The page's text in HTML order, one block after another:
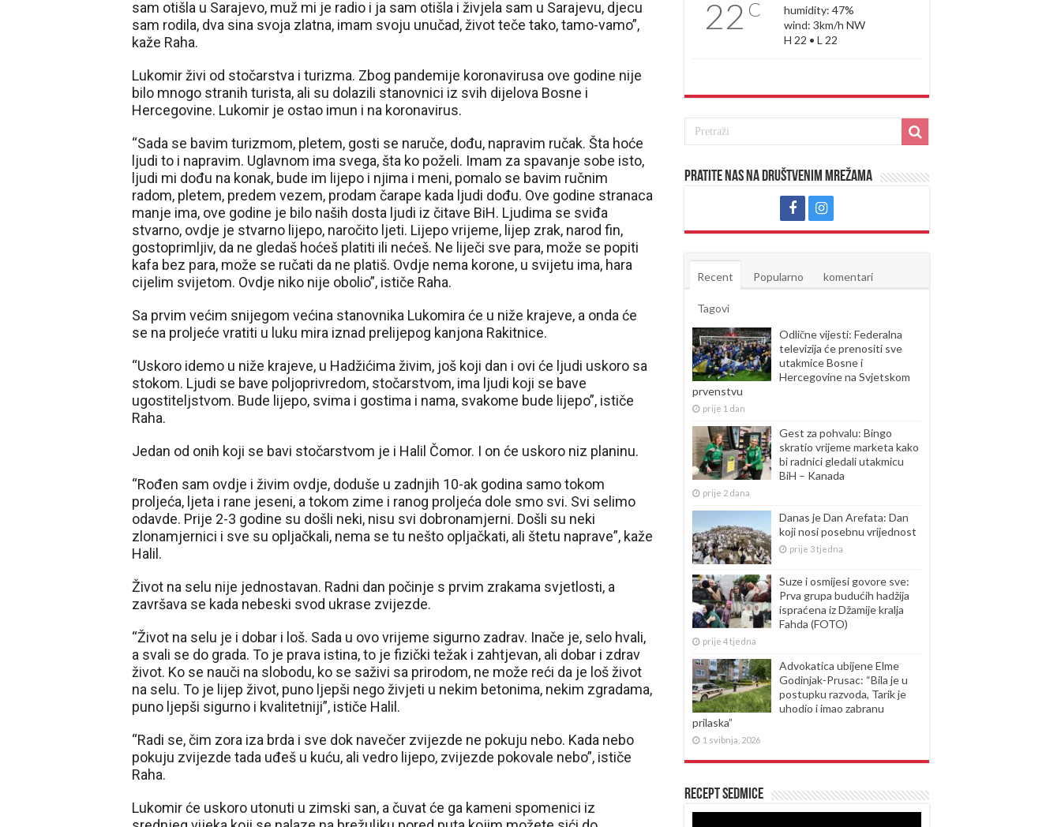
sam otišla u Sarajevo, muž mi je radio i ja sam otišla i živjela sam u Sarajevu, djecu
sam rodila, dva sina svoja zlatna, imam svoju unučad, život teče tako, tamo-vamo”,
kaže Raha.
Lukomir živi od stočarstva i turizma. Zbog pandemije koronavirusa ove godine nije
bilo mnogo stranih turista, ali su dolazili stanovnici iz svih dijelova Bosne i
Hercegovine. Lukomir je ostao imun i na koronavirus.
“Sada se bavim turizmom, pletem, gosti se naruče, dođu, napravim ručak. Šta hoće
ljudi to i napravim. Uglavnom ima svega, šta ko poželi. Imam za spavanje sobe isto,
ljudi mi dođu na konak, bude im lijepo i njima i meni, pomalo se bavim ručnim
radom, pletem, predem vezem, prodam čarape kada ljudi dođu. Ove godine stranaca
manje ima, ove godine je bilo naših dosta ljudi iz čitave BiH. Ljudima se sviđa
stvarno, ovdje je stvarno lijepo, naročito ljeti. Lijepo vrijeme, lijep zrak, narod fin,
gostoprimljiv, da ne gledaš hoćeš platiti ili nećeš. Ne liječi sve para, može se popiti
kafa bez para, može se ručati da ne platiš. Ovdje nema korone, u svijetu ima, hara
cijelim svijetom. Ovdje niko nije obolio”, ističe Raha.
Sa prvim većim snijegom većina stanovnika Lukomira će u niže krajeve, a onda će
se na proljeće vratiti u luku mira iznad prelijepog kanjona Rakitnice.
“Uskoro idemo u niže krajeve, u Hadžićima živim, još koji dan i ovi će ljudi uskoro sa
stokom. Ljudi se bave poljoprivredom, stočarstvom, ima ljudi koji se bave
ugostiteljstvom. Bude lijepo, svima i gostima i nama, svakome bude lijepo”, ističe
Raha.
Jedan od onih koji se bavi stočarstvom je i Halil Čomor. I on će uskoro niz planinu.
“Rođen sam ovdje i živim ovdje, doduše u zadnjih 10-ak godina samo tokom
proljeća, ljeta i rane jeseni, a tokom zime i ranog proljeća dole smo svi. Svi selimo
odavde. Prije 2-3 godine su došli neki, nisu svi dobronamjerni. Došli su neki
zlonamjernici i sve su opljačkali, nema se tu nešto opljačkati, ali štetu naprave”, kaže
Halil.
Život na selu nije jednostavan. Radni dan počinje s prvim zrakama svjetlosti, a
završava se kada nebeski svod ukrase zvijezde.
“Život na selu je i dobar i loš. Sada u ovo vrijeme sigurno zadrav. Inače je, selo hvali,
a svali se do grada. To je prava istina, to je fizički težak i zahtjevan, ali dobar i zdrav
život. Ko se nauči na slobodu, ko se saživi sa prirodom, ne može reći da je loš život
na selu. To je lijep život, puno ljepši nego živjeti u nekim betonima, nekim zgradama,
puno ljepši sigurno i kvalitetniji”, ističe Halil.
“Radi se, čim zora iza brda i sve dok navečer zvijezde ne pokuju nebo. Kada nebo
pokuju zvijezde tada uđeš u kuću, ali vedro lijepo, zvijezde pokovale nebo”, ističe
Raha.
Lukomir će uskoro utonuti u zimski san, a čuvat će ga kameni spomenici iz
22 C
humidity: 47%
wind: 3km/h NW
H 22 • L 22
Pratite nas na društvenim mrežama
Recent Popularno komentari
Tagovi
Odlične vijesti: Federalna
televizija će prenositi sve
utakmice Bosne i
Hercegovine na Svjetskom
prvenstvu
prije 1 dan
Gest za pohvalu: Bingo
skratio vrijeme marketa kako
bi radnici gledali utakmicu
BiH – Kanada
prije 2 dana
Danas je Dan Arefata: Dan
koji nosi posebnu vrijednost
prije 3 tjedna
Suze i osmijesi govore sve:
Prva grupa budućih hadžija
ispraćena iz Džamije kralja
Fahda (FOTO)
prije 4 tjedna
Advokatica ubijene Elme
Godinjak-Prusac: “Bila je u
postupku razvoda, Tarik je
uhodio i imao zabranu
prilaska”
1 svibnja, 2026
Recept sedmice